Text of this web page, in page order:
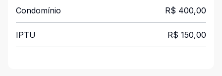
Condomínio R$ 400,00
IPTU R$ 150,00